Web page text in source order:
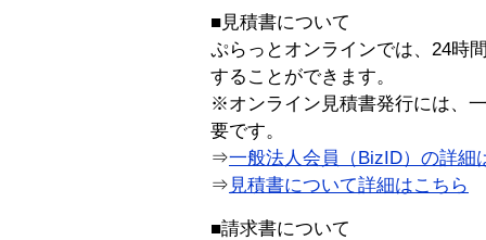
■見積書について
ぷらっとオンラインでは、24時
することができます。
※オンライン見積書発行には、
要です。
⇒一般法人会員（BizID）の詳細
⇒ 見積書について詳細はこちら
■請求書について